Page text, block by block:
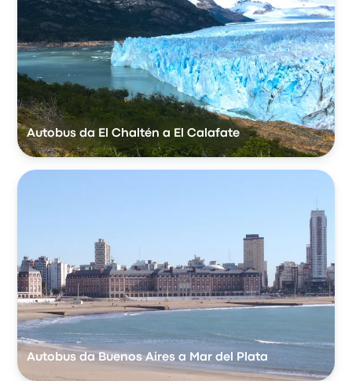
Autobus da El Chaltén a El Calafate
Autobus da Buenos Aires a Mar del Plata